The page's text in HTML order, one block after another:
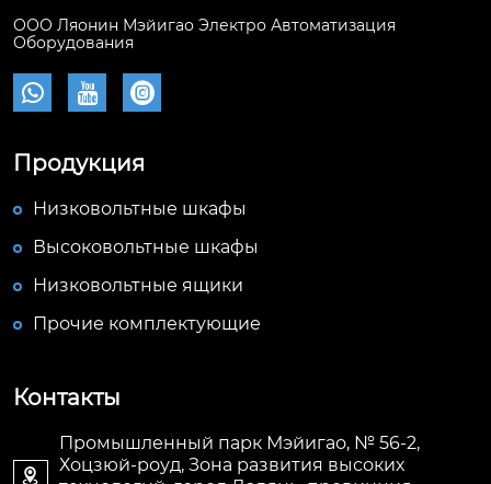
ООО Ляонин Мэйигао Электро Автоматизация
Оборудования
  
Продукция
Низковольтные шкафы
Высоковольтные шкафы
Низковольтные ящики
Прочие комплектующие
Контакты

Промышленный парк Мэйигао, № 56-2,
Хоцзюй-роуд, Зона развития высоких